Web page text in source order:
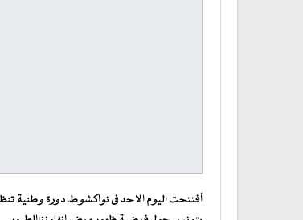
أفتتحت اليوم الاحد فى نواكشوط، دورة وطنية